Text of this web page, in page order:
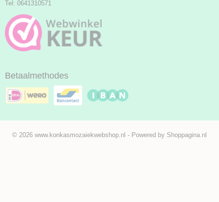
Tel: 0641310571
Betaalmethodes
© 2026 www.konkasmozaiekwebshop.nl - Powered by Shoppagina.nl